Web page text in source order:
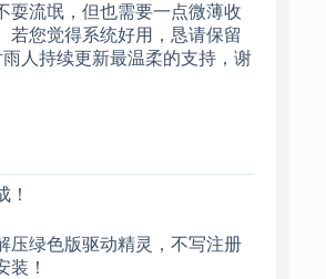
流氓，但也需要一点微薄收
若您觉得系统好用，恳请保留
人持续更新最温柔的支持，谢
！
压绿色版驱动精灵 ，不写注册
装！